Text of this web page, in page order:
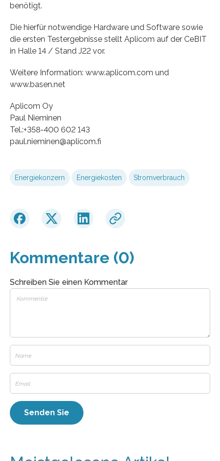
benötigt.
Die hierfür notwendige Hardware und Software sowie
die ersten Testergebnisse stellt Aplicom auf der CeBIT
in Halle 14 / Stand J22 vor.
Weitere Information: www.aplicom.com und
www.basen.net
Aplicom Oy
Paul Nieminen
Tel.:+358-400 602 143
paul.nieminen@aplicom.fi
Energiekonzern Energiekosten Stromverbrauch
Kommentare (0)
Schreiben Sie einen Kommentar